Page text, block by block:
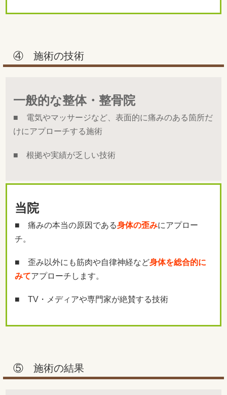
④ 施術の技術
一般的な整体・整骨院
■ 電気やマッサージなど、表面的に痛みのある箇所だ
けにアプローチする施術
■ 根拠や実績が乏しい技術
当院
■ 痛みの本当の原因である身体の歪みにアプロー
チ。
■ 歪み以外にも筋肉や自律神経など身体を総合的に
みてアプローチします。
■ TV・メディアや専門家が絶賛する技術
⑤ 施術の結果